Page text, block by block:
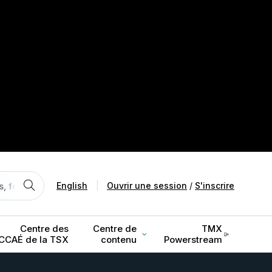
English Ouvrir une session / S'inscrire
Centre des
de la TSX
Centre de
contenu
TMX
Powerstream